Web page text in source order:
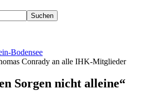
Bodensee
Conrady an alle IHK-Mitglieder
Sorgen nicht alleine“